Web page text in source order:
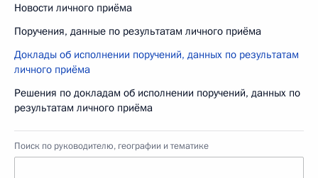
Новости личного приёма
Поручения, данные по результатам личного приёма
Доклады об исполнении поручений, данных по результатам
личного приёма
Решения по докладам об исполнении поручений, данных по
результатам личного приёма
Поиск по руководителю, географии и тематике